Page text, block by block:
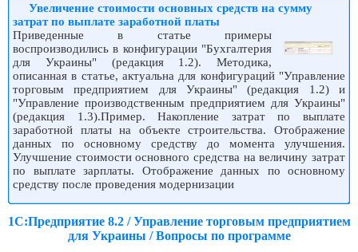
Увеличение стоимости основных средств на сумму
затрат по выплате заработной платы
Приведенные в статье примеры
воспроизводились в конфигурации "Бухгалтерия
для Украины" (редакция 1.2). Методика,
описанная в статье, актуальна для конфигураций "Управление
торговым предприятием для Украины" (редакция 1.2) и
"Управление производственным предприятием для Украины"
(редакция 1.3).Пример. Накопление затрат по выплате
заработной платы на объекте строительства. Отображение
данных по основному средству до момента улучшения.
Улучшение стоимости основного средства на величину затрат
по выплате зарплаты. Отображение данных по основному
средству после проведения модернизации
1С:Предприятие 8.2 / Управление торговым предприятием
для Украины / Вопросы по программе